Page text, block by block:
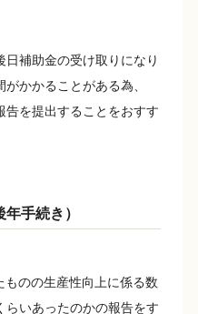
補助金の受け取りになり
かかることがある為、
告を提出することをおすす
手続き）
のの生産性向上に係る数
らいあったのかの報告をす